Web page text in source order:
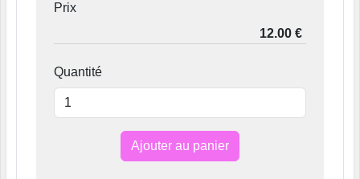
Prix
Quantité
Ajouter au panier